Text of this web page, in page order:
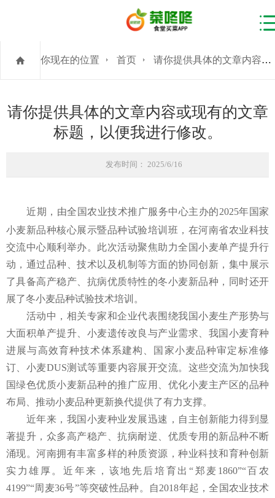
你现在的位置 首页 请你提供具体的文章内容或现有的文章标题，以便我进行修改。
请你提供具体的文章内容或现有的文章
标题，以便我进行修改。
发布时间： 2025/6/16
近期，由全国农业技术推广服务中心主办的2025年国家
小麦新品种核心展示暨品种试验培训班，在河南省农业科技
交流中心顺利举办。此次活动聚焦助力全国小麦单产提升行
动，通过品种、技术以及机制等方面的协同创新，集中展示
了具备高产稳产、抗病优质特性的冬小麦新品种，同时还开
展了冬小麦品种试验技术培训。
活动中，相关专家和企业代表围绕我国小麦生产形势与
大面积单产提升、小麦遗传改良与产业需求、我国小麦育种
进展与高效育种技术体系建构、国家小麦品种审定标准修
订、小麦DUS测试等重要内容展开交流。这些交流为加快我
国绿色优质小麦新品种的推广应用、优化小麦主产区的品种
布局、推动小麦品种更新换代提供了有力支撑。
近年来，我国小麦种业发展迅速，自主创新能力得到显
著提升，众多高产稳产、抗病耐逆、优质专用的新品种不断
涌现。河南拥有丰富多样的种质资源，种业科技和育种创新
实力雄厚。近年来，该地先后培育出“郑麦1860”“百农
4199”“周麦36号”等突破性品种。自2018年起，全国农业技术